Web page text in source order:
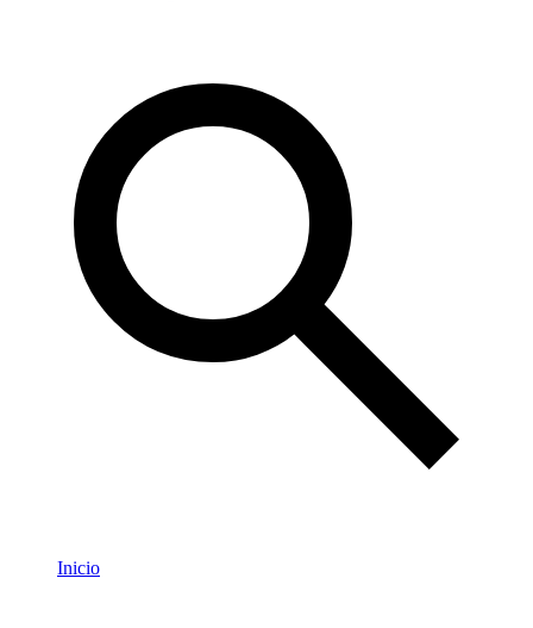
Inicio